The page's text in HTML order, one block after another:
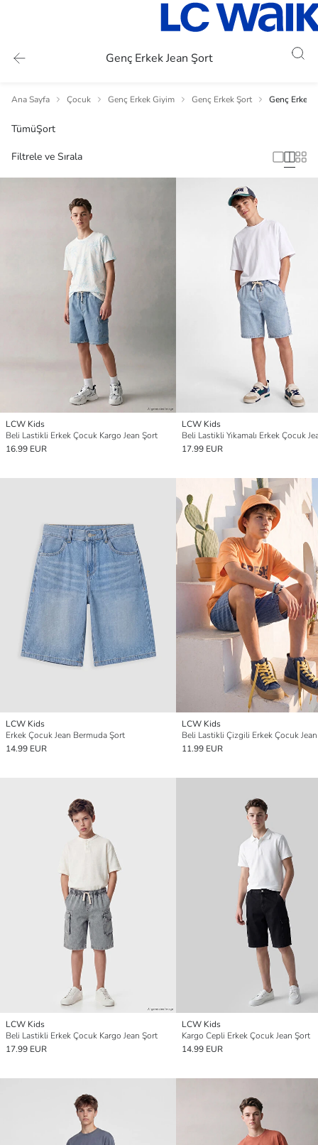
Genç Erkek Jean Şort
Ana Sayfa Çocuk Genç Erkek Giyim Genç Erkek Şort Genç Erkek
TümüŞort
Filtrele ve Sırala
LCW Kids
Beli Lastikli Erkek Çocuk Kargo Jean Şort
16.99 EUR
LCW Kids
Beli Lastikli Yıkamalı Erkek Çocuk
17.99 EUR
LCW Kids
Erkek Çocuk Jean Bermuda Şort
14.99 EUR
LCW Kids
Beli Lastikli Çizgili Erkek Çocuk
11.99 EUR
LCW Kids
Beli Lastikli Erkek Çocuk Kargo Jean Şort
17.99 EUR
LCW Kids
Kargo Cepli Erkek Çocuk Jean Şort
14.99 EUR